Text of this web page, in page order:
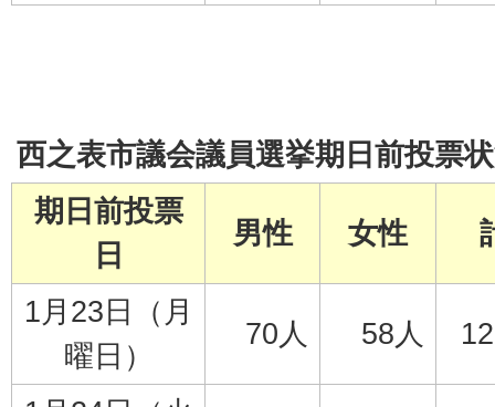
西之表市議会議員選挙期日前投票
期日前投票
日
男性 女性
1月23日（月
曜日）
70人 58人